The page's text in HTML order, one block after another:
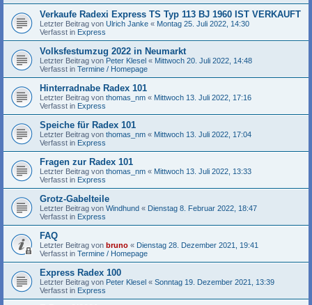
Verkaufe Radexi Express TS Typ 113 BJ 1960 IST VERKAUFT
Letzter Beitrag von Ulrich Janke « Montag 25. Juli 2022, 14:30
Verfasst in Express
Volksfestumzug 2022 in Neumarkt
Letzter Beitrag von Peter Klesel « Mittwoch 20. Juli 2022, 14:48
Verfasst in Termine / Homepage
Hinterradnabe Radex 101
Letzter Beitrag von thomas_nm « Mittwoch 13. Juli 2022, 17:16
Verfasst in Express
Speiche für Radex 101
Letzter Beitrag von thomas_nm « Mittwoch 13. Juli 2022, 17:04
Verfasst in Express
Fragen zur Radex 101
Letzter Beitrag von thomas_nm « Mittwoch 13. Juli 2022, 13:33
Verfasst in Express
Grotz-Gabelteile
Letzter Beitrag von Windhund « Dienstag 8. Februar 2022, 18:47
Verfasst in Express
FAQ
Letzter Beitrag von bruno « Dienstag 28. Dezember 2021, 19:41
Verfasst in Termine / Homepage
Express Radex 100
Letzter Beitrag von Peter Klesel « Sonntag 19. Dezember 2021, 13:39
Verfasst in Express